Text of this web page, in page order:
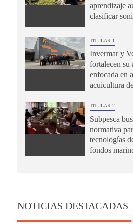
aprendizaje
clasificar
TITULAR 1
Invermar y
fortalecen su
enfocada en
acuicultura
TITULAR 2
Subpesca
normativa
tecnologías
fondos
NOTICIAS DESTACADAS